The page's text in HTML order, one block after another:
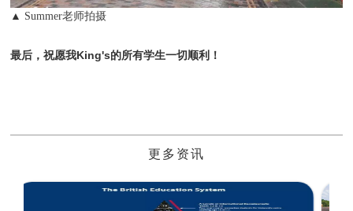
▲ Summer老师拍摄
最后，祝愿我King's的所有学生一切顺利！
更多资讯